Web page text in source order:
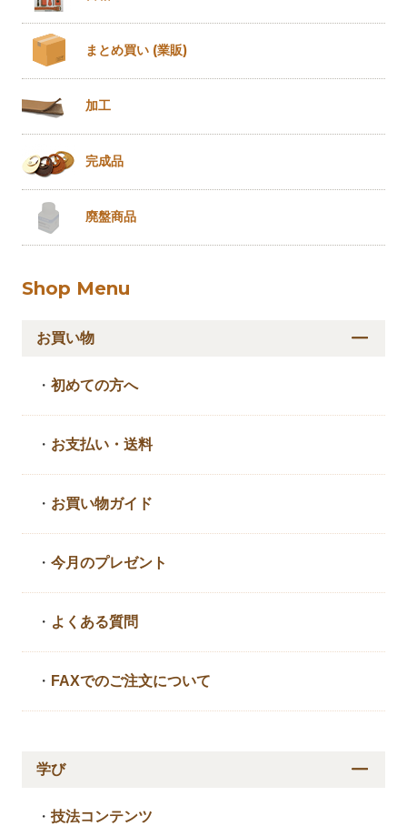
まとめ買い (業販)
加工
完成品
廃盤商品
Shop Menu
お買い物
・初めての方へ
・ お支払い・送料
・ お買い物ガイド
・今月のプレゼント
・ よくある質問
・ FAXでのご注文について
学び
・技法コンテンツ